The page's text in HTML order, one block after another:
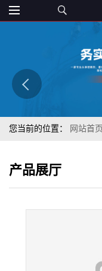
您当前的位置： 网站首页
产品展厅